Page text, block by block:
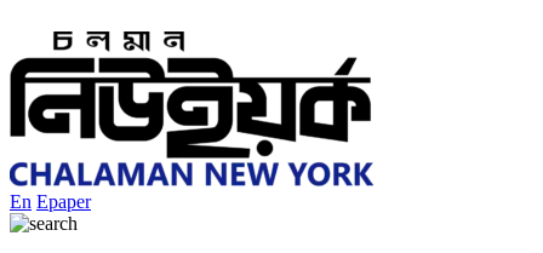
En Epaper